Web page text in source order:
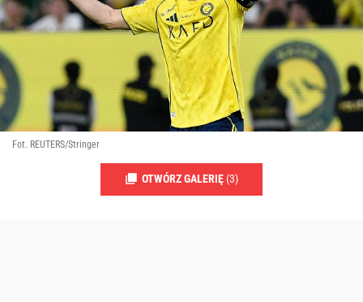
Fot. REUTERS/Stringer
OTWÓRZ GALERIĘ (3)